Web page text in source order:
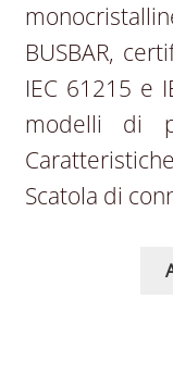
BUSBAR,
IEC 61215 e
modelli di
Scatola di